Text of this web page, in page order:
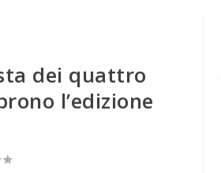
dei quattro
l’edizione